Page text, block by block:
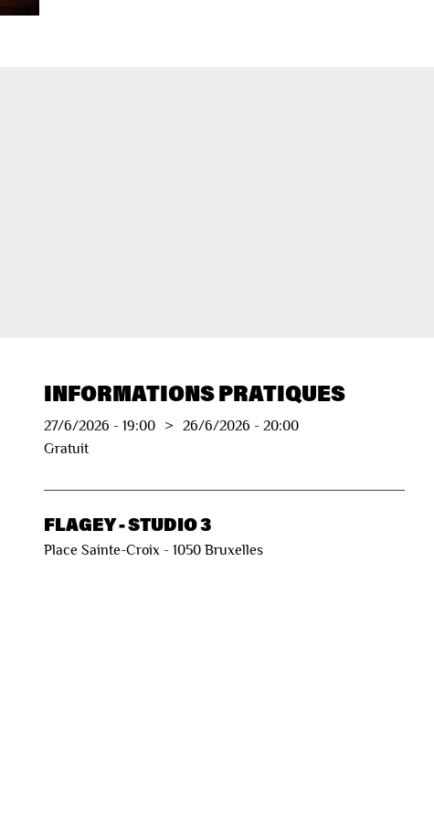
INFORMATIONS PRATIQUES
27/6/2026 -19:00 > 26/6/2026 -20:00
Gratuit
FLAGEY - STUDIO 3
Place Sainte-Croix - 1050 Bruxelles